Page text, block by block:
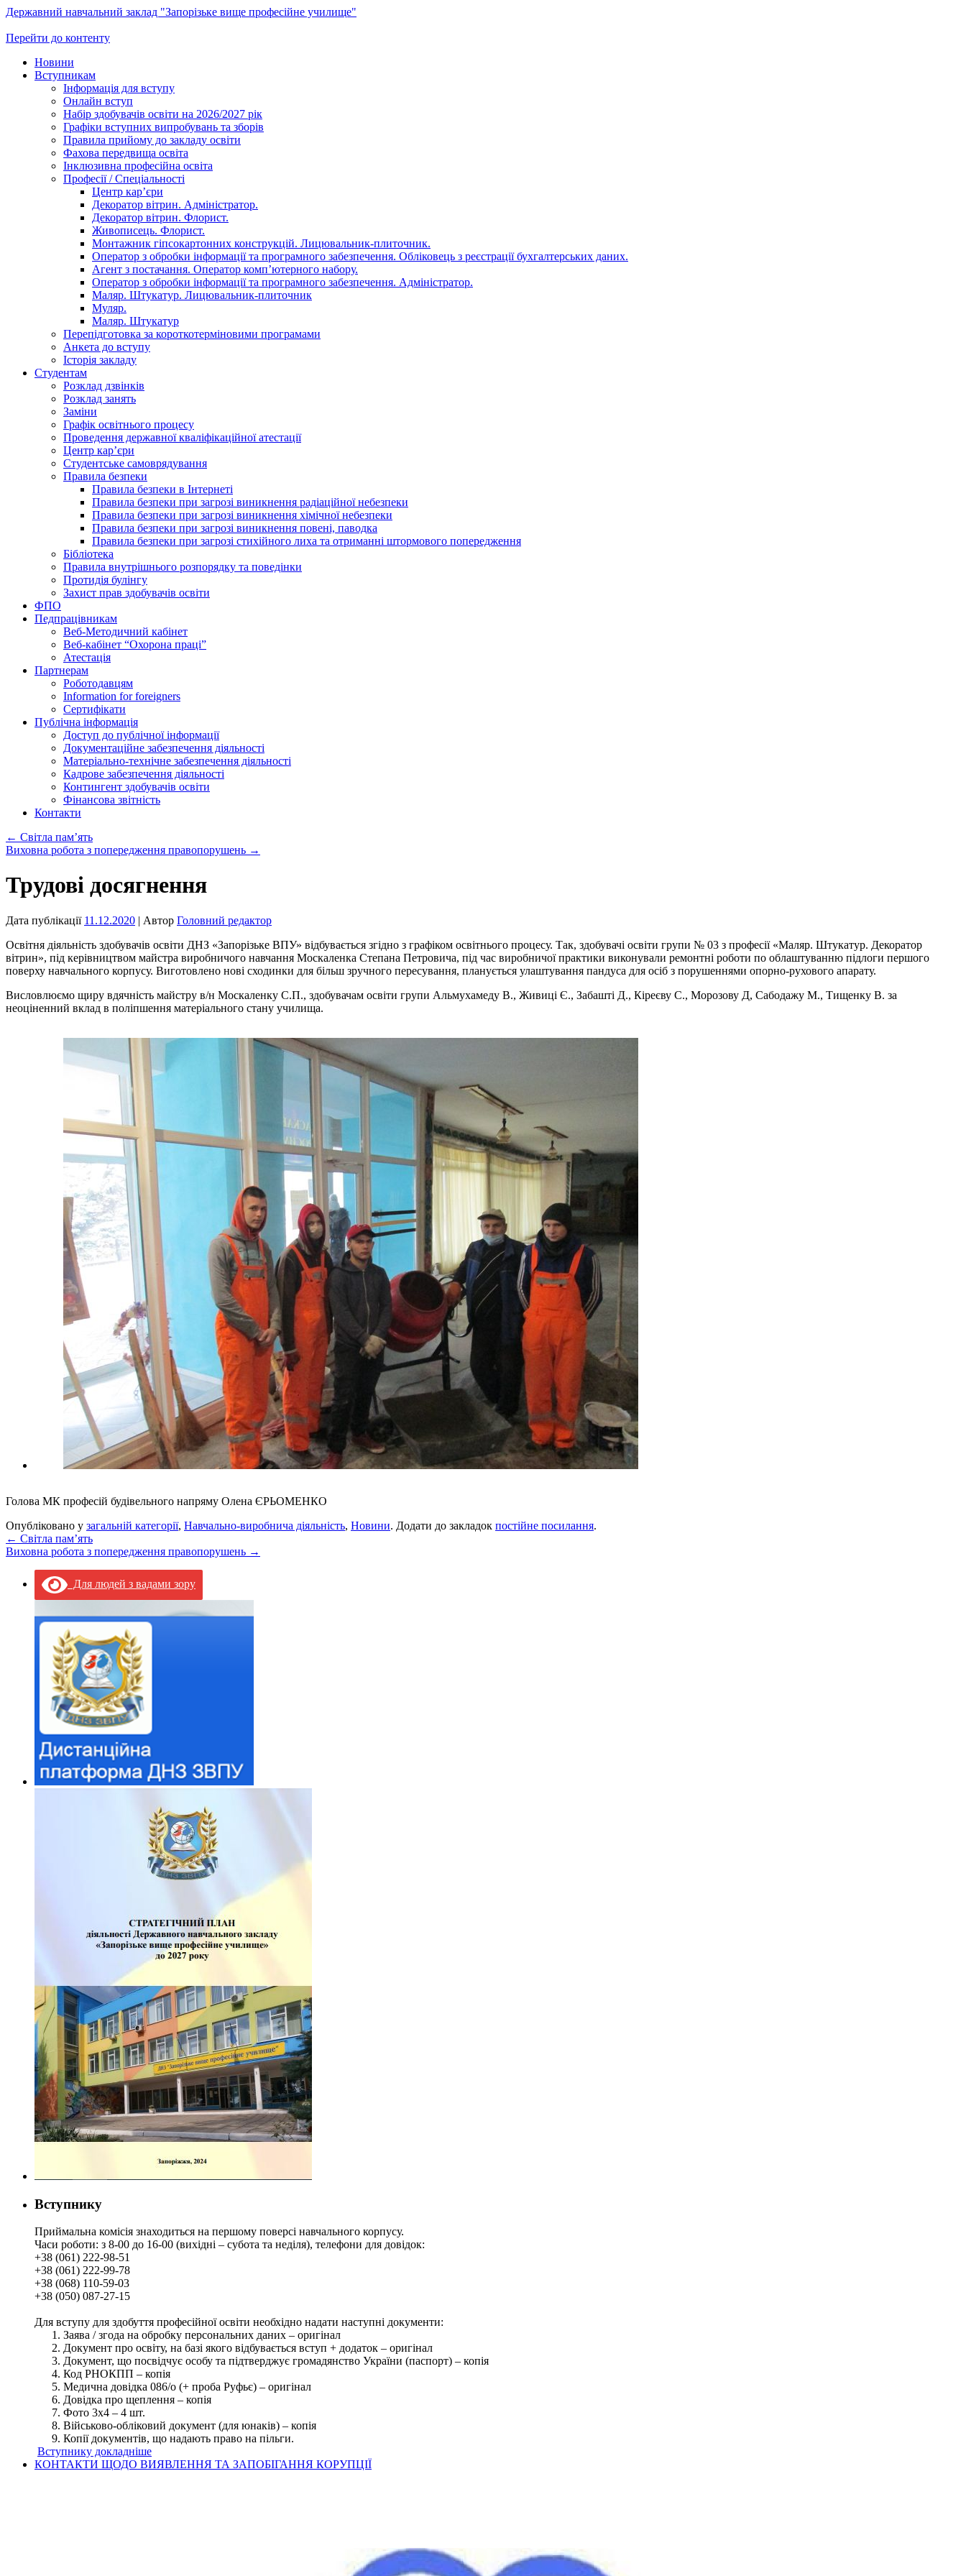
Державний навчальний заклад "Запорізьке вище професійне училище"
Перейти до контенту
Новини
Вступникам
Інформація для вступу
Онлайн вступ
Набір здобувачів освіти на 2026/2027 рік
Графіки вступних випробувань та зборів
Правила прийому до закладу освіти
Фахова передвища освіта
Інклюзивна професійна освіта
Професії / Спеціальності
Центр кар’єри
Декоратор вітрин. Адміністратор.
Декоратор вітрин. Флорист.
Живописець. Флорист.
Монтажник гіпсокартонних конструкцій. Лицювальник-плиточник.
Оператор з обробки інформації та програмного забезпечення. Обліковець з реєстрації бухгалтерських даних.
Агент з постачання. Оператор комп’ютерного набору.
Оператор з обробки інформації та програмного забезпечення. Адміністратор.
Маляр. Штукатур. Лицювальник-плиточник
Муляр.
Маляр. Штукатур
Перепідготовка за короткотерміновими програмами
Анкета до вступу
Історія закладу
Студентам
Розклад дзвінків
Розклад занять
Заміни
Графік освітнього процесу
Проведення державної кваліфікаційної атестації
Центр кар’єри
Студентське самоврядування
Правила безпеки
Правила безпеки в Інтернеті
Правила безпеки при загрозі виникнення радіаційної небезпеки
Правила безпеки при загрозі виникнення хімічної небезпеки
Правила безпеки при загрозі виникнення повені, паводка
Правила безпеки при загрозі стихійного лиха та отриманні штормового попередження
Бібліотека
Правила внутрішнього розпорядку та поведінки
Протидія булінгу
Захист прав здобувачів освіти
ФПО
Педпрацівникам
Веб-Методичний кабінет
Веб-кабінет “Охорона праці”
Атестація
Партнерам
Роботодавцям
Information for foreigners
Сертифікати
Публічна інформація
Доступ до публічної інформації
Документаційне забезпечення діяльності
Матеріально-технічне забезпечення діяльності
Кадрове забезпечення діяльності
Контингент здобувачів освіти
Фінансова звітність
Контакти
← Світла пам’ять
Виховна робота з попередження правопорушень →
Трудові досягнення
Дата публікації 11.12.2020 | Автор Головний редактор
Освітня діяльність здобувачів освіти ДНЗ «Запорізьке ВПУ» відбувається згідно з графіком освітнього процесу. Так, здобувачі освіти групи № 03 з професії «Маляр. Штукатур. Декоратор
вітрин», під керівництвом майстра виробничого навчання Москаленка Степана Петровича, під час виробничої практики виконували ремонтні роботи по облаштуванню підлоги першого
поверху навчального корпусу. Виготовлено нові сходинки для більш зручного пересування, планується улаштування пандуса для осіб з порушеннями опорно-рухового апарату.
Висловлюємо щиру вдячність майстру в/н Москаленку С.П., здобувачам освіти групи Альмухамеду В., Живиці Є., Забашті Д., Кіреєву С., Морозову Д, Сабодажу М., Тищенку В. за
неоціненний вклад в поліпшення матеріального стану училища.
Голова МК професій будівельного напряму Олена ЄРЬОМЕНКО
Опубліковано у загальній категорії, Навчально-виробнича діяльність, Новини. Додати до закладок постійне посилання.
← Світла пам’ять
Виховна робота з попередження правопорушень →
Для людей з вадами зору
Вступнику
Приймальна комісія знаходиться на першому поверсі навчального корпусу.
Часи роботи: з 8-00 до 16-00 (вихідні – субота та неділя), телефони для довідок:
+38 (061) 222-98-51
+38 (061) 222-99-78
+38 (068) 110-59-03
+38 (050) 087-27-15
Для вступу для здобуття професійної освіти необхідно надати наступні документи:
Заява / згода на обробку персональних даних – оригінал
Документ про освіту, на базі якого відбувається вступ + додаток – оригінал
Документ, що посвідчує особу та підтверджує громадянство України (паспорт) – копія
Код РНОКПП – копія
Медична довідка 086/о (+ проба Руфьє) – оригінал
Довідка про щеплення – копія
Фото 3х4 – 4 шт.
Військово-обліковий документ (для юнаків) – копія
Копії документів, що надають право на пільги.
Вступнику докладніше
КОНТАКТИ ЩОДО ВИЯВЛЕННЯ ТА ЗАПОБІГАННЯ КОРУПЦІЇ